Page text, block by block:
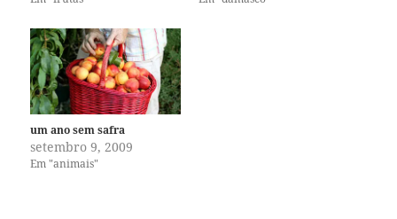
um ano sem safra
setembro 9, 2009
Em "animais"